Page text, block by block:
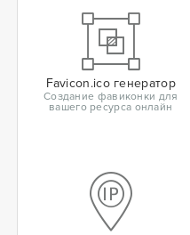
Favicon.ico генератор
Создание фавиконки для
вашего ресурса онлайн